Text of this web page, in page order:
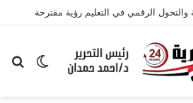
والتحول الرقمي في التعليم رؤية مقترحة
الوضع